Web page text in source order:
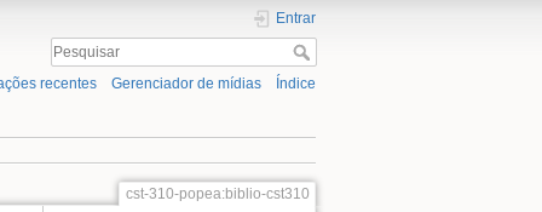
Entrar
recentes Gerenciador de mídias Índice
cst-310-popea:biblio-cst310